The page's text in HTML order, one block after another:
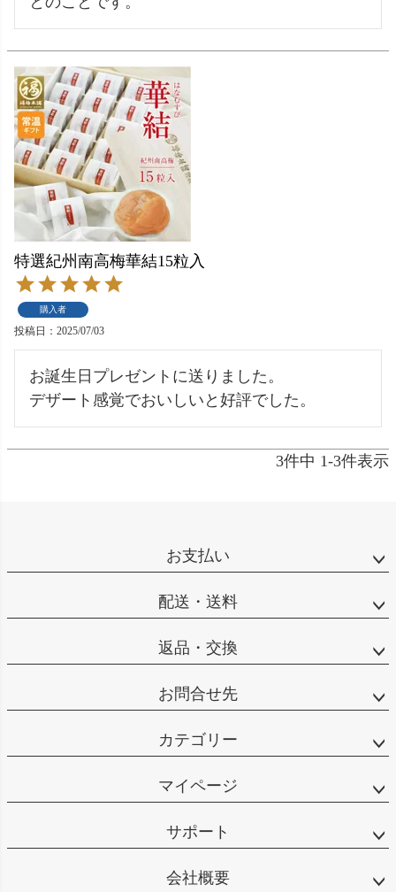
特選紀州南高梅華結15粒入
購入者
投稿日 2025/07/03
お誕生日プレゼントに送りました。
デザート感覚でおいしいと好評でした。
3件中 1-3件表示
お支払い
配送・送料
返品・交換
お問合せ先
カテゴリー
マイページ
サポート
会社概要